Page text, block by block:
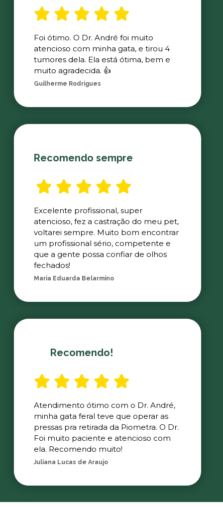
Foi ótimo. O Dr. André foi muito
atencioso com minha gata, e tirou 4
tumores dela. Ela está ótima, bem e
muito agradecida. 👍
Guilherme Rodrigues
Recomendo sempre
Excelente profissional, super
atencioso, fez a castração do meu pet,
voltarei sempre. Muito bom encontrar
um profissional sério, competente e
que a gente possa confiar de olhos
fechados!
Maria Eduarda Belarmino
Recomendo!
Atendimento ótimo com o Dr. André,
minha gata feral teve que operar as
pressas pra retirada da Piometra. O Dr.
Foi muito paciente e atencioso com
ela. Recomendo muito!
Juliana Lucas de Araujo